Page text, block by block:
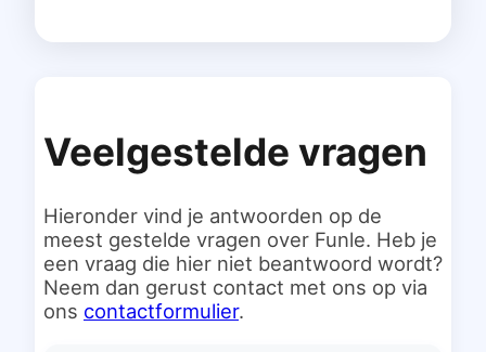
Veelgestelde vragen
Hieronder vind je antwoorden op de
meest gestelde vragen over Funle. Heb je
een vraag die hier niet beantwoord wordt?
Neem dan gerust contact met ons op via
ons contactformulier.